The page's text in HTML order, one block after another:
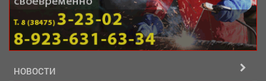
НОВОСТИ